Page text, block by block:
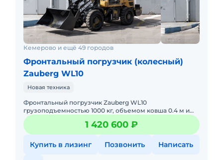
Кемерово и ещё 49 городов
Фронтальный погрузчик (колесный)
Zauberg WL10
Новая техника
Фронтальный погрузчик Zauberg WL10
грузоподъемностью 1000 кг, объемом ковша 0.4 м и
массой 2300 кг. В наличии на складах РФ.
Действующее ЭПСМ, все налоги и
1 420 600 ₽
Купить в лизинг Позвонить Написать